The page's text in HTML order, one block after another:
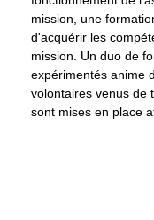
mission, une
d'acquérir les
mission. Un duo de
expérimentés anime
volontaires venus de
sont mises en place